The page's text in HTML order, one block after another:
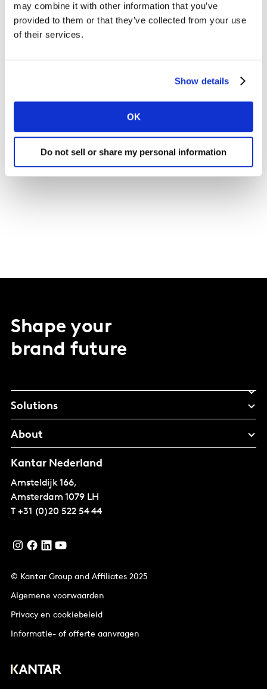
may combine it with other information that you’ve
provided to them or that they’ve collected from your use
of their services.
Show details
OK
Do not sell or share my personal information
inzicht in wat er aan de keukentafel bij mensen
gebeurt. Welke impact heeft het coronavirus op het
leven van mensen en hun financiële situatie? Wat houdt
Shape your
brand future
Solutions
About
Kantar Nederland
Amsteldijk 166,
Amsterdam 1079 LH
T +31 (0)20 522 54 44
© Kantar Group and Affiliates 2025
Algemene voorwaarden
Privacy en cookiebeleid
Informatie- of offerte aanvragen